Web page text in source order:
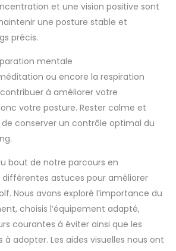
et une vision positive sont
une posture stable et
précis.
mentale
ou encore la respiration
à améliorer votre
votre posture. Rester calme et
conserver un contrôle optimal du
bout de notre parcours en
astuces pour améliorer
Nous avons exploré l’importance du
choisis l’équipement adapté,
courantes à éviter ainsi que les
à adopter. Les aides visuelles nous ont